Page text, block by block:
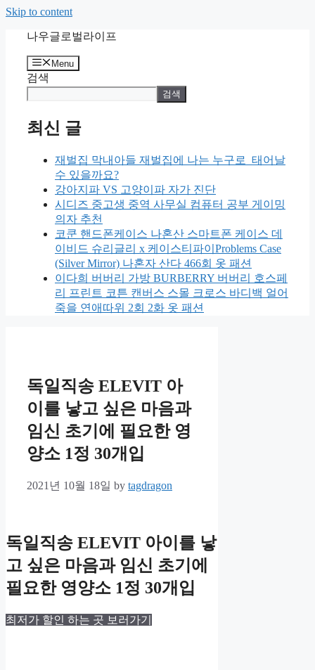
Skip to content
나우글로벌라이프
Menu
검색
검색
최신 글
재벌집 막내아들 재벌집에 나는 누구로 태어날
수 있을까요?
강아지파 VS 고양이파 자가 진단
시디즈 중고생 중역 사무실 컴퓨터 공부 게이밍
의자 추천
코쿤 핸드폰케이스 나혼산 스마트폰 케이스 데
이비드 슈리글리 x 케이스티파이Problems Case
(Silver Mirror) 나혼자 산다 466회 옷 패션
이다희 버버리 가방 BURBERRY 버버리 호스페
리 프린트 코튼 캔버스 스몰 크로스 바디백 얼어
죽을 연애따위 2회 2화 옷 패션
독일직송 ELEVIT 아
이를 낳고 싶은 마음과
임신 초기에 필요한 영
양소 1정 30개입
2021년 10월 18일 by tagdragon
독일직송 ELEVIT 아이를 낳
고 싶은 마음과 임신 초기에
필요한 영양소 1정 30개입
최저가 할인 하는 곳 보러가기